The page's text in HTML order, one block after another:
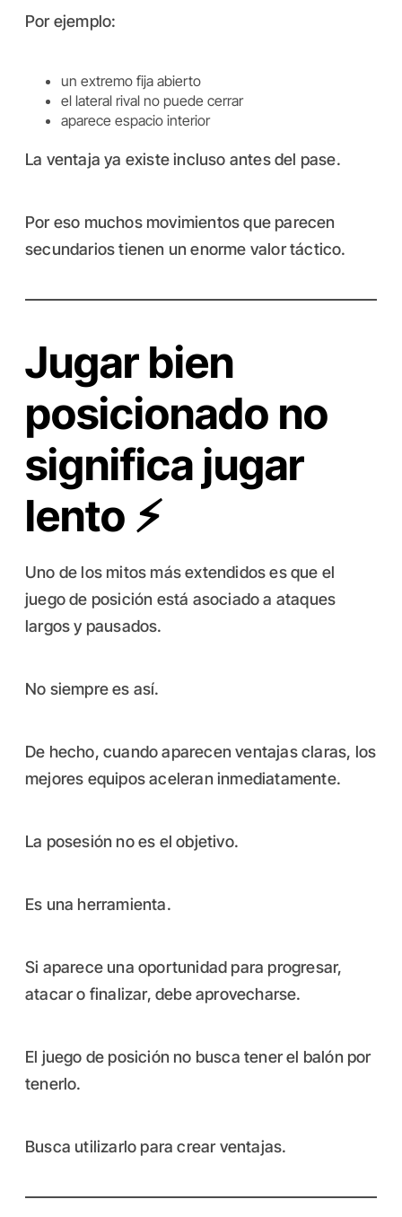
Por ejemplo:
un extremo fija abierto
el lateral rival no puede cerrar
aparece espacio interior
La ventaja ya existe incluso antes del pase.
Por eso muchos movimientos que parecen
secundarios tienen un enorme valor táctico.
Jugar bien
posicionado no
significa jugar
lento ⚡
Uno de los mitos más extendidos es que el
juego de posición está asociado a ataques
largos y pausados.
No siempre es así.
De hecho, cuando aparecen ventajas claras, los
mejores equipos aceleran inmediatamente.
La posesión no es el objetivo.
Es una herramienta.
Si aparece una oportunidad para progresar,
atacar o finalizar, debe aprovecharse.
El juego de posición no busca tener el balón por
tenerlo.
Busca utilizarlo para crear ventajas.